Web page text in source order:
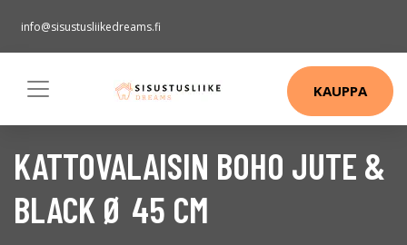
info@sisustusliikedreams.fi
KAUPPA
KATTOVALAISIN BOHO JUTE &
BLACK Ø 45 CM